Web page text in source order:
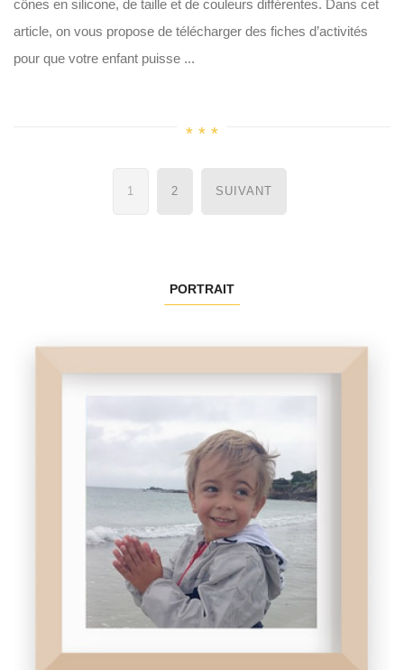
cônes en silicone, de taille et de couleurs différentes. Dans cet
article, on vous propose de télécharger des fiches d’activités
pour que votre enfant puisse ...
Navigation
des
1 2 SUIVANT
PORTRAIT